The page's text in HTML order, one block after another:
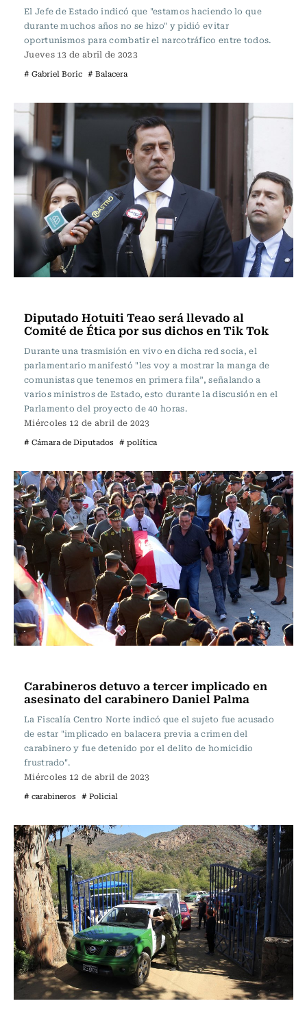
El Jefe de Estado indicó que "estamos haciendo lo que
durante muchos años no se hizo" y pidió evitar
oportunismos para combatir el narcotráfico entre todos.
Jueves 13 de abril de 2023
# Gabriel Boric # Balacera
Diputado Hotuiti Teao será llevado al
Comité de Ética por sus dichos en Tik Tok
Durante una trasmisión en vivo en dicha red socia, el
parlamentario manifestó "les voy a mostrar la manga de
comunistas que tenemos en primera fila”, señalando a
varios ministros de Estado, esto durante la discusión en el
Parlamento del proyecto de 40 horas.
Miércoles 12 de abril de 2023
# Cámara de Diputados # política
Carabineros detuvo a tercer implicado en
asesinato del carabinero Daniel Palma
La Fiscalía Centro Norte indicó que el sujeto fue acusado
de estar "implicado en balacera previa a crimen del
carabinero y fue detenido por el delito de homicidio
frustrado".
Miércoles 12 de abril de 2023
# carabineros # Policial